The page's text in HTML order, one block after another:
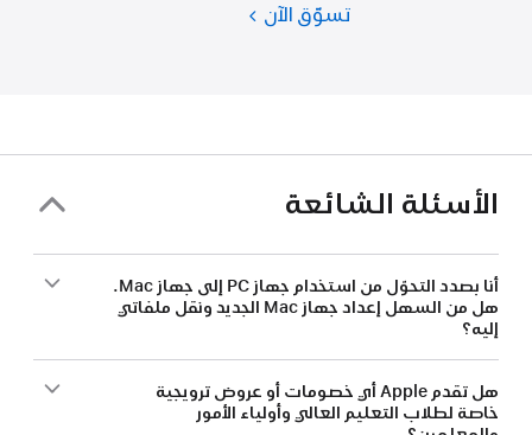
تسوّق الآن الطلاب
Mac
الأسئلة الشائعة
أنا بصدد التحوّل من استخدام جهاز PC إلى جهاز Mac.
هل من السهل إعداد جهاز Mac الجديد ونقل ملفاتي
إليه؟
هل تقدم Apple أي خصومات أو عروض ترويجية
خاصة لطلاب التعليم العالي وأولياء الأمور